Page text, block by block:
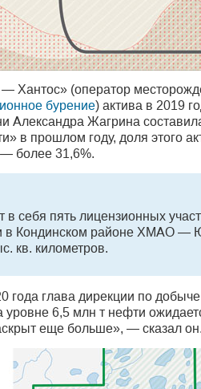
Хантос» (оператор
бурение) актива в 2019
Жагрина
в прошлом году, доля этого
более 31,6%.
в себя пять лицензионных
в Кондинском районе ХМАО
кв. километров.
года глава дирекции по
уровне 6,5 млн т нефти
еще больше», — сказал